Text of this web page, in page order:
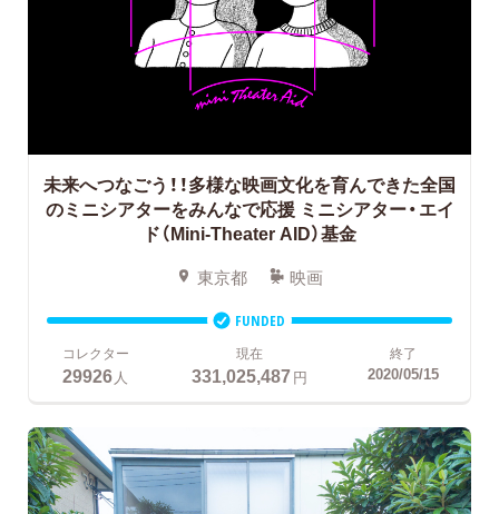
未来へつなごう！！多様な映画文化を育んできた全国
のミニシアターをみんなで応援ミニシアター・エイ
ド（Mini-Theater AID）基金
東京都 映画
FUNDED
コレクター
29926人
現在
331,025,487円
終了
2020/05/15